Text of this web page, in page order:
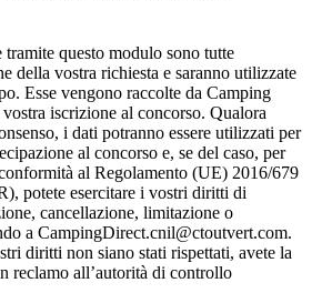
questo modulo sono tutte
della vostra richiesta e saranno utilizzate
Esse vengono raccolte da Camping
iscrizione al concorso. Qualora
i dati potranno essere utilizzati per
al concorso e, se del caso, per
al Regolamento (UE) 2016/679
potete esercitare i vostri diritti di
cancellazione, limitazione o
a CampingDirect.cnil@ctoutvert.com.
diritti non siano stati rispettati, avete la
reclamo all’autorità di controllo